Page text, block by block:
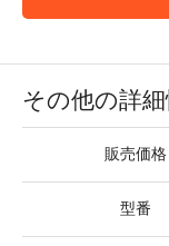
その他の詳細
販売価格
型番